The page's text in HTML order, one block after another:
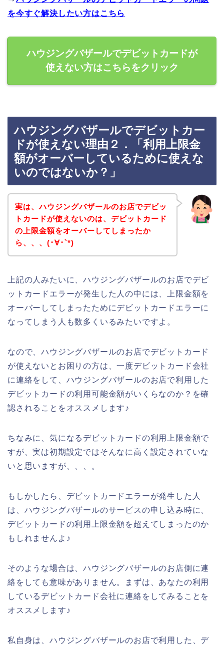
を今すぐ解決したい方はこちら
ハウジングバザールでデビットカードが
使えない方はこちらをクリック
ハウジングバザールでデビットカー
ドが使えない理由２．「利用上限金
額がオーバーしているために使えな
いのではないか？」
実は、ハウジングバザールのお店でデビッ
トカードが使えないのは、デビットカード
の上限金額をオーバーしてしまったか
ら、、、(･∀･`*)
上記の人みたいに、ハウジングバザールのお店でデビ
ットカードエラーが発生した人の中には、上限金額を
オーバーしてしまったためにデビットカードエラーに
なってしまう人も数多くいるみたいですよ。
なので、ハウジングバザールのお店でデビットカード
が使えないとお困りの方は、一度デビットカード会社
に連絡をして、ハウジングバザールのお店で利用した
デビットカードの利用可能金額がいくらなのか？を確
認されることをオススメします♪
ちなみに、気になるデビットカードの利用上限金額で
すが、実は初期設定ではそんなに高く設定されていな
いと思いますが、、、。
もしかしたら、デビットカードエラーが発生した人
は、ハウジングバザールのサービスの申し込み時に、
デビットカードの利用上限金額を超えてしまったのか
もしれませんよ♪
そのような場合は、ハウジングバザールのお店側に連
絡をしても意味がありません。まずは、あなたの利用
しているデビットカード会社に連絡をしてみることを
オススメします♪
私自身は、ハウジングバザールのお店で利用した、デ